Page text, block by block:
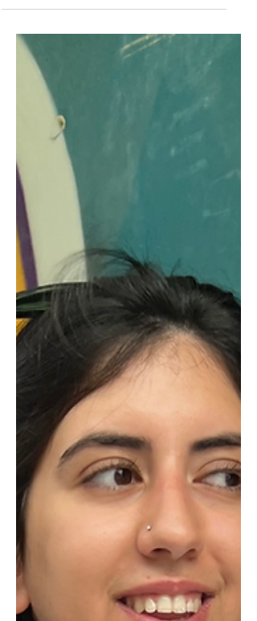
מוטיבציה
כולנו מכירות את ההרגשה שכל האנרגיה
נשאבת מאיתנו, שהחשק יורד והמוטיבציה
נעלמה. זה תמיד טוב ומחזק שיש סביבה
תומכת שמנסה לעזור, אבל, כדי...